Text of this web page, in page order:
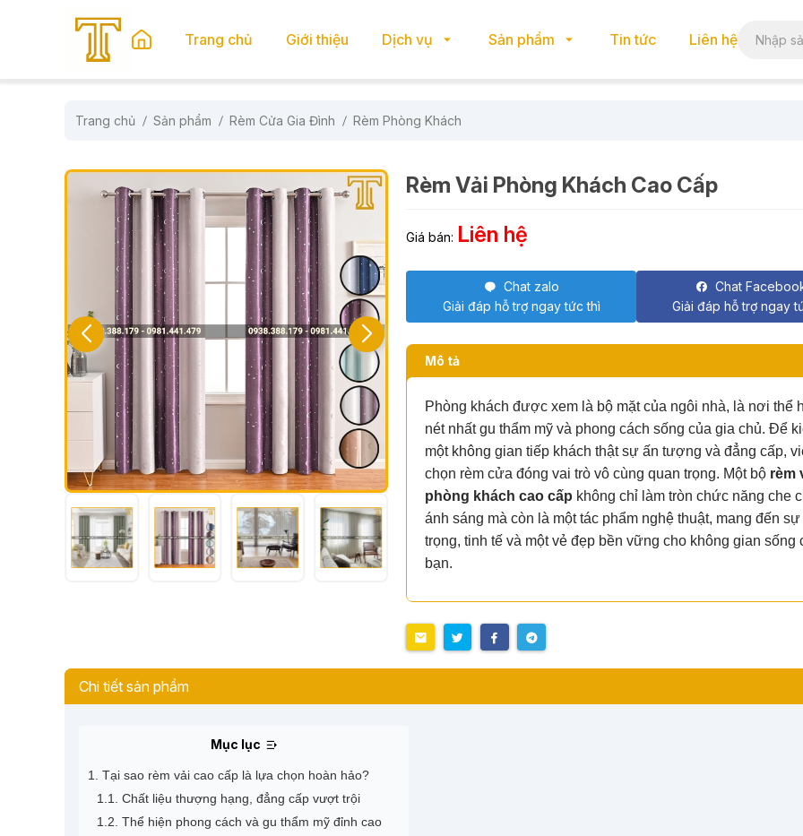
Trang chủ Giới thiệu Dịch vụ Sản phẩm Tin tức Liên hệ
Trang chủ Sản phẩm Rèm Cửa Gia Đình Rèm Phòng Khách
Rèm Vải Phòng Khách Cao Cấp
Giá bán: Liên hệ
Chat zalo
Giải đáp hỗ trợ ngay tức thì
Chat
Giải đáp hỗ trợ ngay
Mô tả
Phòng khách được xem là bộ mặt của ngôi nhà, là nơi thể
nét nhất gu thẩm mỹ và phong cách sống của gia chủ. Để
một không gian tiếp khách thật sự ấn tượng và đẳng cấp,
chọn rèm cửa đóng vai trò vô cùng quan trọng. Một bộ rèm
phòng khách cao cấp không chỉ làm tròn chức năng che
ánh sáng mà còn là một tác phẩm nghệ thuật, mang đến sự
trọng, tinh tế và một vẻ đẹp bền vững cho không gian sống
bạn.
Chi tiết sản phẩm
Mục lục
1. Tại sao rèm vải cao cấp là lựa chọn hoàn hảo?
1.1. Chất liệu thượng hạng, đẳng cấp vượt trội
1.2. Thể hiện phong cách và gu thẩm mỹ đỉnh cao